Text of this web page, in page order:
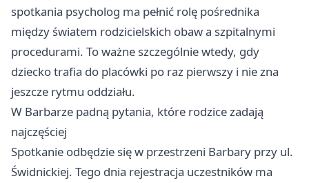
spotkania psycholog ma pełnić rolę pośrednika
między światem rodzicielskich obaw a szpitalnymi
procedurami. To ważne szczególnie wtedy, gdy
dziecko trafia do placówki po raz pierwszy i nie zna
jeszcze rytmu oddziału.
W Barbarze padną pytania, które rodzice zadają
najczęściej
Spotkanie odbędzie się w przestrzeni Barbary przy ul.
Świdnickiej. Tego dnia rejestracja uczestników ma